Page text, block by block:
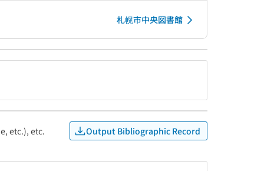
札幌市中央図書館
etc.), etc. Output Bibliographic Record